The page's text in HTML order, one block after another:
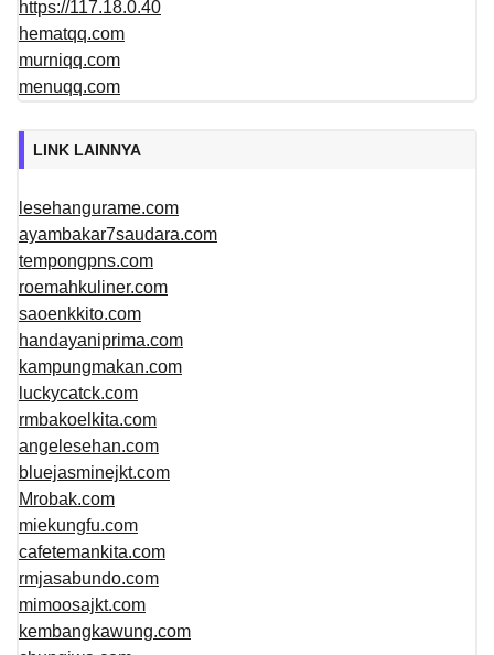
https://117.18.0.40
hematqq.com
murniqq.com
menuqq.com
LINK LAINNYA
lesehangurame.com
ayambakar7saudara.com
tempongpns.com
roemahkuliner.com
saoenkkito.com
handayaniprima.com
kampungmakan.com
luckycatck.com
rmbakoelkita.com
angelesehan.com
bluejasminejkt.com
Mrobak.com
miekungfu.com
cafetemankita.com
rmjasabundo.com
mimoosajkt.com
kembangkawung.com